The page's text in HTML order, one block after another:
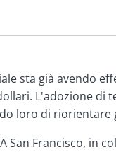
sta già avendo
L'adozione di
loro di
San Francisco, in